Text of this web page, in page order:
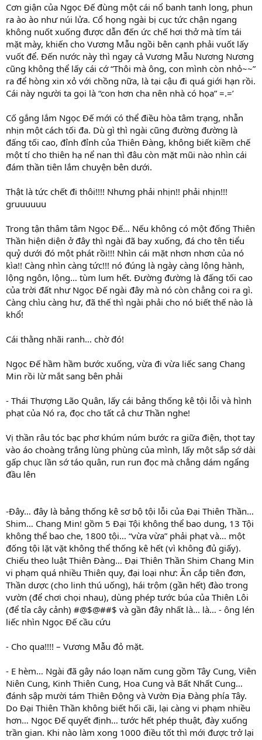
Cơn giận của Ngọc Đế đùng một cái nổ banh tanh long, phun
ra ào ào như núi lửa. Cổ họng ngài bị cục tức chận ngang
không nuốt xuống được dẫn đến ức chế hơi thở mà tím tái
mặt mày, khiến cho Vương Mẫu ngồi bên cạnh phải vuốt lấy
vuốt để. Đến nước này thì ngay cả Vương Mẫu Nương Nương
cũng không thể lấy cái cớ “Thôi mà ông, con mình còn nhỏ~~”
ra để hòng xin xỏ với chồng nữa, là tại cậu đi quá giới hạn rồi.
Cái này người ta gọi là “con hơn cha nên nhà có họa” =.=’
Cố gắng lắm Ngọc Đế mới có thể điều hòa tâm trạng, nhẫn
nhịn một cách tối đa. Dù gì thì ngài cũng đường đường là
đấng tối cao, đỉnh đỉnh của Thiên Đàng, không biết kiềm chế
một tí cho thiên hạ nể nan thì đâu còn mặt mũi nào nhìn cái
đám thần tiên lắm chuyện bên dưới.
Thật là tức chết đi thôi!!!! Nhưng phải nhịn!! phải nhịn!!!
gruuuuuu
Trong tận thâm tâm Ngọc Đế… Nếu không có một đống Thiên
Thần hiện diện ở đây thì ngài đã bay xuống, đá cho tên tiểu
quỷ dưới đó một phát rồi!!! Nhìn cái mặt nhơn nhơn của nó
kìa!! Càng nhìn càng tức!!! nó đúng là ngày càng lộng hành,
lộng ngôn, lộng… tùm lum hết. Đường đường là đấng tối cao
của trời đất như Ngọc Đế ngài đây mà nó còn chẳng coi ra gì.
Càng chìu càng hư, đã thế thì ngài phải cho nó biết thế nào là
khổ!
Cái thằng nhãi ranh… chờ đó!
Ngọc Đế hầm hầm bước xuống, vừa đi vừa liếc sang Chang
Min rồi lừ mắt sang bên phải
- Thái Thượng Lão Quân, lấy cái bảng thống kê tội lỗi và hình
phạt của Nó ra, đọc cho tất cả chư Thần nghe!
Vị thần râu tóc bạc phơ khúm núm bước ra giữa điện, thọt tay
vào áo choàng trắng lùng phùng của mình, lấy một sắp sớ dài
gấp chục lần sớ táo quân, run run đọc mà chẳng dám ngẩng
đầu lên
-Đây… đây là bảng thống kê sơ bộ tội lỗi của Đại Thiên Thần…
Shim… Chang Min! gồm 5 Đại Tội không thể bao dung, 13 Tội
không thể bao che, 1800 tội… “vừa vừa” phải phạt và… một
đống tội lặt vặt không thể thống kê hết (vì không đủ giấy).
Chiếu theo luật Thiên Đàng… Đại Thiên Thần Shim Chang Min
vi phạm quá nhiều Thiên quy, đại loại như: Ăn cắp tiên đơn,
Thần dược (cho linh thú uống), hái trộm (gần hết) đào trong
vườn (để chơi chọi nhau), dùng phép tước búa của Thiên Lôi
(để tỉa cây cảnh) #@$@##$ và gần đây nhất là… là… - ông lén
liếc nhìn Ngọc Đế cầu cứu
- Cho qua!!!! – Vương Mẫu đỏ mặt.
- E hèm… Ngài đã gây náo loạn năm cung gồm Tây Cung, Viên
Niên Cung, Kinh Thiên Cung, Hoa Cung và Bất Nhất Cung…
đánh sập mười tám Thiên Động và Vườn Địa Đàng phía Tây.
Do Đại Thiên Thần không biết hối cãi, lại càng vi phạm nhiều
hơn… Ngọc Đế quyết định… tước hết phép thuật, đày xuống
trần gian. Khi nào làm xong 1000 điều tốt thì mới được trở lại